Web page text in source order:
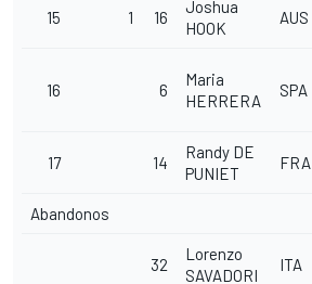
15 1 16
Joshua
HOOK
AUS
16 6
Maria
HERRERA
SPA
17 14
Randy DE
PUNIET
FRA
Abandonos
32
Lorenzo
SAVADORI
ITA